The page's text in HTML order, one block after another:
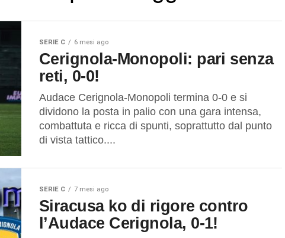
SERIE C 6 mesi ago
Cerignola-Monopoli: pari senza
reti, 0-0!
Audace Cerignola-Monopoli termina 0-0 e si
dividono la posta in palio con una gara intensa,
combattuta e ricca di spunti, soprattutto dal punto
di vista tattico....
SERIE C 7 mesi ago
Siracusa ko di rigore contro
l’Audace Cerignola, 0-1!